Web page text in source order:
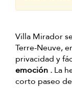
Villa Mirador
Terre-Neuve,
privacidad y
emoción . La
corto paseo